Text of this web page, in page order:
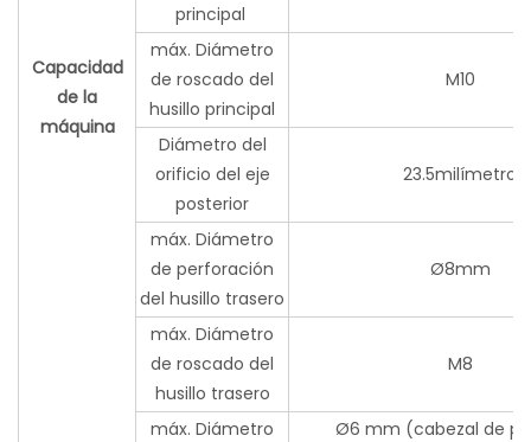
Capacidad
de la
máquina
principal
máx. Diámetro
de roscado del
husillo principal
M10
Diámetro del
orificio del eje
posterior
23.5milímetro
máx. Diámetro
de perforación
del husillo trasero
Ø8mm
máx. Diámetro
de roscado del
husillo trasero
M8
máx. Diámetro
Ø6 mm (cabezal de